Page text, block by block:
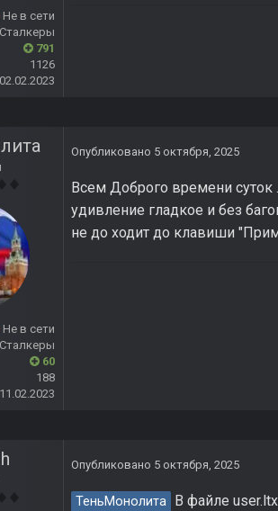
Не в сети
Сталкеры
791
1126
02.02.2023
Не в сети
Сталкеры
60
188
11.02.2023
Опубликовано 5 октября, 2025
Всем Доброго времени суток
удивление гладкое и без
не до ходит до клавиши
Опубликовано 5 октября, 2025
ТеньМонолита В файле